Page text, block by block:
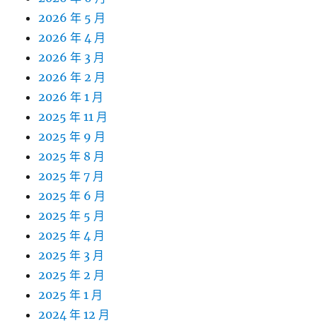
2026 年 5 月
2026 年 4 月
2026 年 3 月
2026 年 2 月
2026 年 1 月
2025 年 11 月
2025 年 9 月
2025 年 8 月
2025 年 7 月
2025 年 6 月
2025 年 5 月
2025 年 4 月
2025 年 3 月
2025 年 2 月
2025 年 1 月
2024 年 12 月